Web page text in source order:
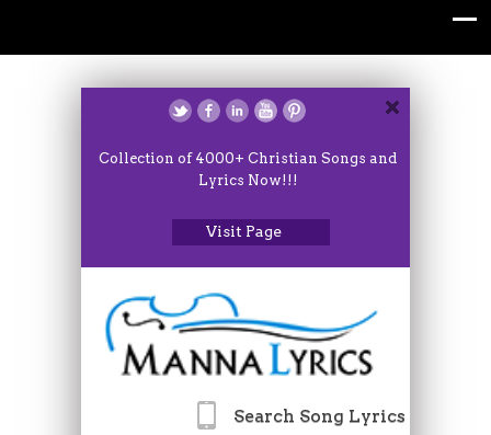
Collection of 4000+ Christian Songs and
Lyrics Now!!!
Visit Page
Search Song Lyrics